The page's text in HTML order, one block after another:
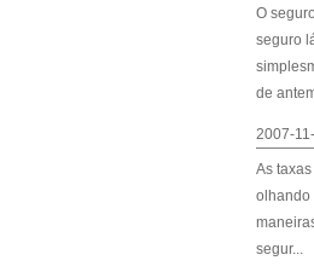
O
seguro
de
2007-
As
olhando
segur...